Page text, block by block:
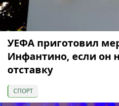
УЕФА приготовил
Инфантино, если он
отставку
СПОРТ